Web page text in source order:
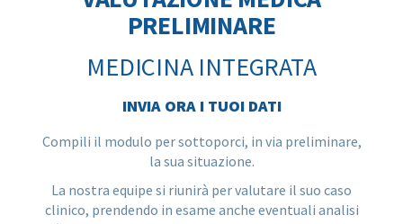
PRELIMINARE
MEDICINA INTEGRATA
INVIA ORA I TUOI DATI
Compili il modulo per sottoporci, in via preliminare,
la sua situazione.
La nostra equipe si riunirà per valutare il suo caso
clinico, prendendo in esame anche eventuali analisi